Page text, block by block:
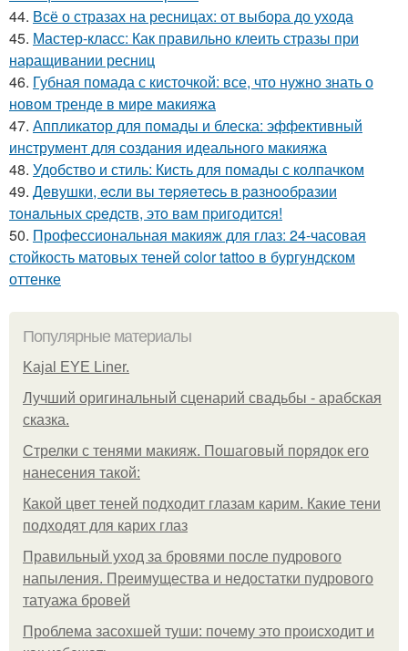
44. Всё о стразах на ресницах: от выбора до ухода
45. Мастер-класс: Как правильно клеить стразы при
наращивании ресниц
46. Губная помада с кисточкой: все, что нужно знать о
новом тренде в мире макияжа
47. Аппликатор для помады и блеска: эффективный
инструмент для создания идеального макияжа
48. Удобство и стиль: Кисть для помады с колпачком
49. Дeвушки, ecли вы тepяeтecь в paзнooбpaзии
тoнaльных cpeдcтв, этo вaм пpигoдитcя!
50. Профессиональная макияж для глаз: 24-часовая
стойкость матовых теней color tattoo в бургундском
оттенке
Популярные материалы
Kajal EYE Liner.
Лучший оригинальный сценарий свадьбы - арабская
сказка.
Стрелки с тенями макияж. Пошаговый порядок его
нанесения такой:
Какой цвет теней подходит глазам карим. Какие тени
подходят для карих глаз
Правильный уход за бровями после пудрового
напыления. Преимущества и недостатки пудрового
татуажа бровей
Проблема засохшей туши: почему это происходит и